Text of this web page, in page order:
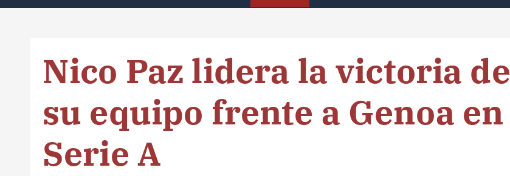
Nico Paz lidera la victoria de
su equipo frente a Genoa en
Serie A